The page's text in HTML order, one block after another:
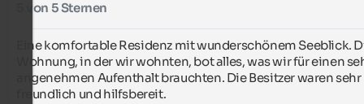
5 von 5 Sternen
Eine komfortable Residenz mit wunderschönem Seeblick.
Wohnung, in der wir wohnten, bot alles, was wir für einen
angenehmen Aufenthalt brauchten. Die Besitzer waren sehr
freundlich und hilfsbereit.